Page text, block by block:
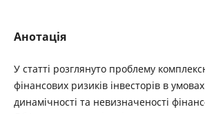
Анотація
У статті розглянуто проблему
фінансових ризиків інвесторів в
динамічності та невизначеності